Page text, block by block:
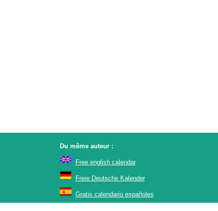
Du même auteur :
Free english calendar
Freie Deutsche Kalender
Gratis calendario españoles